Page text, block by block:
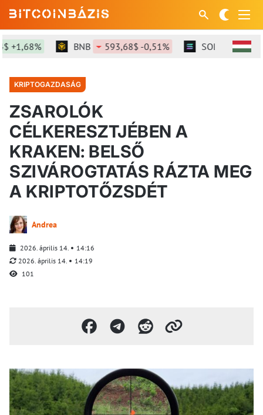
BNB 593,68$ -0,51% SOL 73,14$ -
KRIPTOGAZDASÁG
ZSAROLÓK
CÉLKERESZTJÉBEN A
KRAKEN: BELSŐ
SZIVÁROGTATÁS RÁZTA MEG
A KRIPTOTŐZSDÉT
Andrea
2026. április 14.
14:16
2026. április 14.
14:19
101